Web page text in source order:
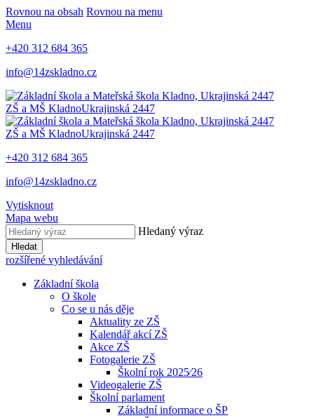
Rovnou na obsah Rovnou na menu
Menu
+420 312 684 365
info@14zskladno.cz
ZŠ a MŠ KladnoUkrajinská 2447
ZŠ a MŠ KladnoUkrajinská 2447
+420 312 684 365
info@14zskladno.cz
Vytisknout
Mapa webu
Hledaný výraz
Hledat
rozšířené vyhledávání
Základní škola
O škole
Co se u nás děje
Aktuality ze ZŠ
Kalendář akcí ZŠ
Akce ZŠ
Fotogalerie ZŠ
Školní rok 2025⁄26
Videogalerie ZŠ
Školní parlament
Základní informace o ŠP